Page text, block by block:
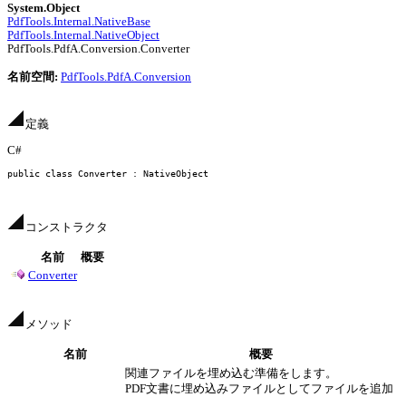
System.Object
PdfTools.Internal.NativeBase
PdfTools.Internal.NativeObject
PdfTools.PdfA.Conversion.Converter
名前空間: PdfTools.PdfA.Conversion
定義
C#
public class Converter : NativeObject
コンストラクタ
名前
概要
Converter
メソッド
名前 概要
関連ファイルを埋め込む準備をします。
PDF文書に埋め込みファイルとしてファイルを追加